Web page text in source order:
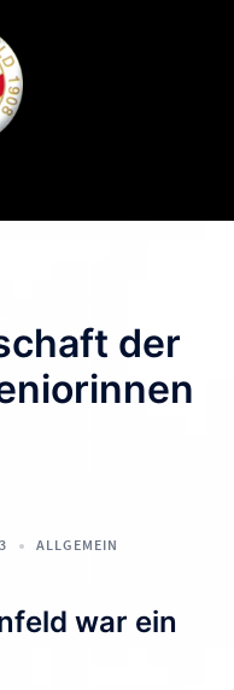
der
ALLGEMEIN
war ein